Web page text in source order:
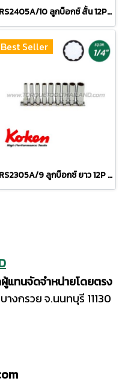
RS2405A/10 ลูกบ็อกซ์ สั้น 12P ชุด 10 ชิ้น (SQ.DR.1/4") Socket Set on Rail
Best Seller
RS2305A/9 ลูกบ็อกซ์ ยาว 12P ชุด 9 ชิ้น (SQ.DR.1/4") Deep Socket Set on Rail
แทนจัดจำหน่ายโดยตรง
งกรวย จ.นนทบุรี 11130